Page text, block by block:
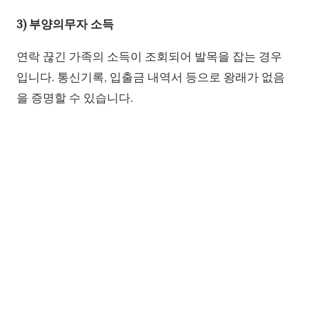
3) 부양의무자 소득
연락 끊긴 가족의 소득이 조회되어 발목을 잡는 경우
입니다. 통신기록, 입출금 내역서 등으로 왕래가 없음
을 증명할 수 있습니다.